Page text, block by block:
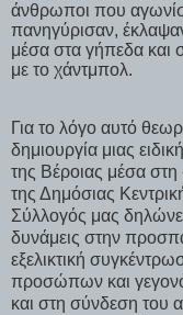
άνθρωποι που
πανηγύρισαν,
μέσα στα γήπεδα και
με το χάντμπολ.
Για το λόγο αυτό
δημιουργία μιας
της Βέροιας μέσα
της Δημόσιας
Σύλλογός μας
δυνάμεις στην
εξελικτική
προσώπων και
και στη σύνδεση του